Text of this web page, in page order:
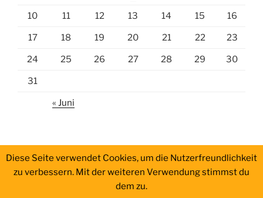
10 11 12 13 14 15 16
17 18 19 20 21 22 23
24 25 26 27 28 29 30
31
« Juni
Diese Seite verwendet Cookies, um die Nutzerfreundlichkeit
zu verbessern. Mit der weiteren Verwendung stimmst du
dem zu.